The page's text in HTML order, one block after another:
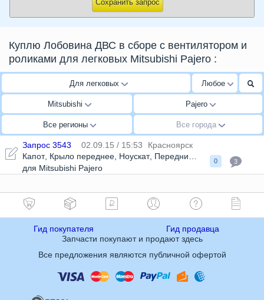
Сохранить запрос
Куплю Лобовина ДВС в сборе с вентилятором и
роликами для легковых Mitsubishi Pajero :
Для легковых Любое
Mitsubishi Pajero
Все регионы Все города
Запрос 3543 02.09.15 / 15:53
Красноярск
Капот, Крыло переднее Ноускат, Передний подрамник,
для Mitsubishi Pajero
0 3
Гид покупателя
Гид продавца
Запчасти покупают и продают здесь
Все предложения являются публичной офертой